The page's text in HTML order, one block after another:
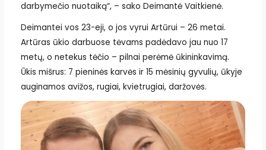
darbymečio nuotaiką“, – sako Deimantė Vaitkienė.
Deimantei vos 23-eji, o jos vyrui Artūrui – 26 metai.
Artūras ūkio darbuose tėvams padėdavo jau nuo 17
metų, o netekus tėčio – pilnai perėmė ūkininkavimą.
Ūkis mišrus: 7 pieninės karvės ir 15 mėsinių gyvulių, ūkyje
auginamos avižos, rugiai, kvietrugiai, daržovės.